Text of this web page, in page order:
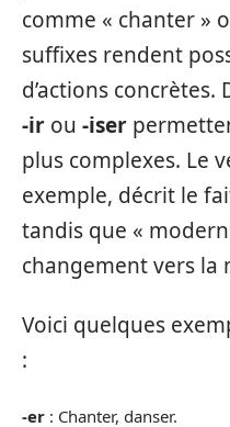
comme « chanter »
suffixes rendent
d’actions concrètes.
-ir ou -iser
plus complexes. Le
exemple, décrit le
tandis que «
changement vers la
Voici quelques
:
-er : Chanter, danser.